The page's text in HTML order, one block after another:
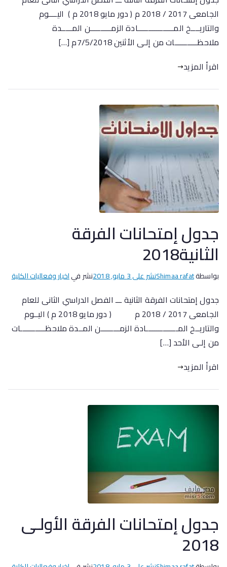
الجامعى 2017 / 2018 م ( دور مايو 2018 م ) اليــــوم
والتاريــــخ المـــــــــــــــــادة الزمــــــــــن المـــــدة
ملاحظـــــــــــات من إلـى الأثنين 7/5/2018م […]
اقرأ المزيد
جدول إمتحانات الفرقة
الثانية2018
بواسطةShimaa rafatنشر على3 مايو, 2018 نشر فياخبار وفعاليات الكلية
جدول إمتحانات الفرقة الثانية ـــ الفصل الدراسي الثانى للعام
الجامعى 2017 / 2018 م ( دور مايو 2018 م ) اليــوم
والتاريــخ المـــــــــــــــادة الزمـــــــــن المــدة ملاحظــــــــــــات
من إلـى الأحد […]
اقرأ المزيد
جدول إمتحانات الفرقة الأولـى
2018